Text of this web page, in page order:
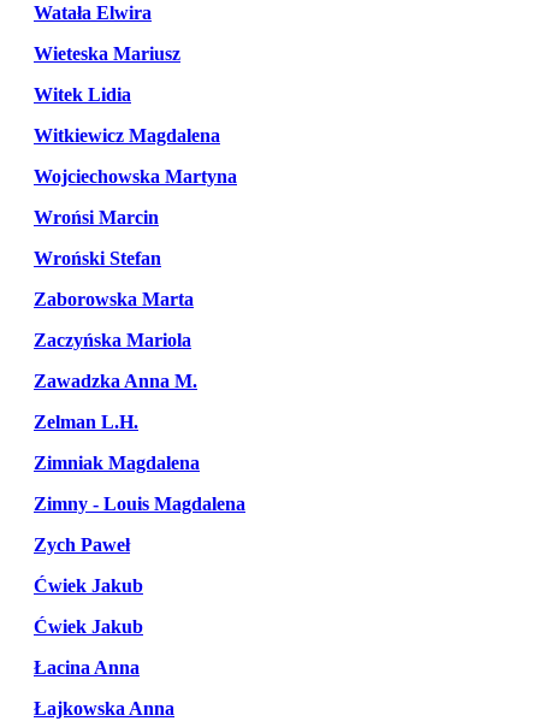
Watała Elwira
Wieteska Mariusz
Witek Lidia
Witkiewicz Magdalena
Wojciechowska Martyna
Wrońsi Marcin
Wroński Stefan
Zaborowska Marta
Zaczyńska Mariola
Zawadzka Anna M.
Zelman L.H.
Zimniak Magdalena
Zimny - Louis Magdalena
Zych Paweł
Ćwiek Jakub
Ćwiek Jakub
Łacina Anna
Łajkowska Anna